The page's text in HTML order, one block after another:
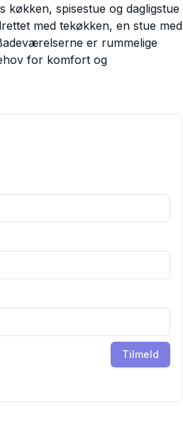
spisestue og dagligstue
med tekøkken, en stue med
er rummelige
for komfort og
Tilmeld